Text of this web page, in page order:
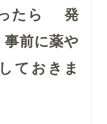
ったら 発
前に薬や
ておきま